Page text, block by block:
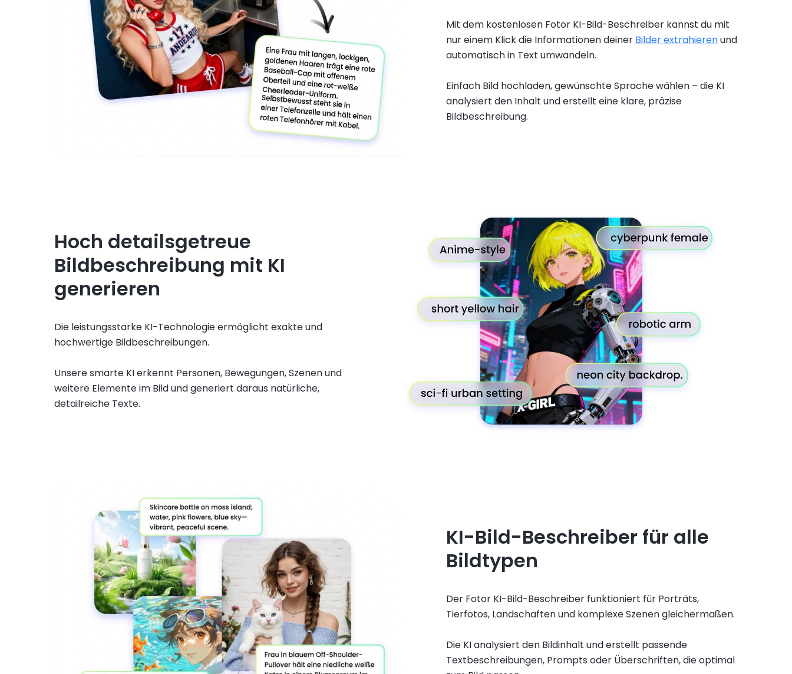
Mit dem kostenlosen Fotor KI-Bild-Beschreiber kannst du mit
nur einem Klick die Informationen deiner Bilder extrahierenund
automatisch in Text umwandeln.
Einfach Bild hochladen, gewünschte Sprache wählen – die KI
analysiert den Inhalt und erstellt eine klare, präzise
Bildbeschreibung.
Hoch detailsgetreue
Bildbeschreibung mit KI
generieren
Die leistungsstarke KI-Technologie ermöglicht exakte und
hochwertige Bildbeschreibungen.
Unsere smarte KI erkennt Personen, Bewegungen, Szenen und
weitere Elemente im Bild und generiert daraus natürliche,
detailreiche Texte.
KI-Bild-Beschreiber für alle
Bildtypen
Der Fotor KI-Bild-Beschreiber funktioniert für Porträts,
Tierfotos, Landschaften und komplexe Szenen gleichermaßen.
Die KI analysiert den Bildinhalt und erstellt passende
Textbeschreibungen, Prompts oder Überschriften, die optimal